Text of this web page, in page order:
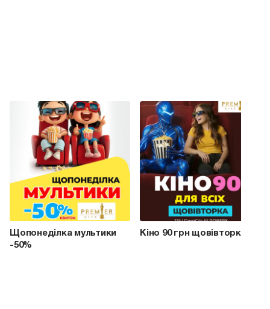
Щопонеділка мультики
-50%
Кіно 90 грн щовівторка